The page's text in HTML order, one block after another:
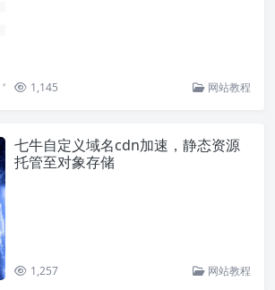
1,145 网站教程
七牛自定义域名cdn加速，静态资源
托管至对象存储
1,257 网站教程